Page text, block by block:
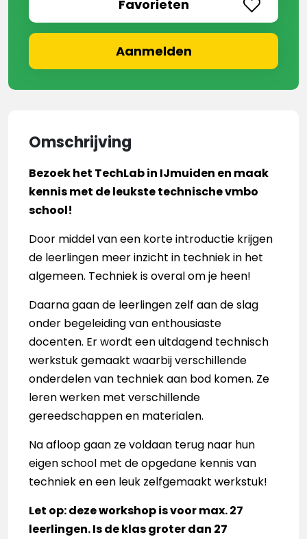
Favorieten
Aanmelden
Omschrijving
Bezoek het TechLab in IJmuiden en maak
kennis met de leukste technische vmbo
school!
Door middel van een korte introductie krijgen
de leerlingen meer inzicht in techniek in het
algemeen. Techniek is overal om je heen!
Daarna gaan de leerlingen zelf aan de slag
onder begeleiding van enthousiaste
docenten. Er wordt een uitdagend technisch
werkstuk gemaakt waarbij verschillende
onderdelen van techniek aan bod komen. Ze
leren werken met verschillende
gereedschappen en materialen.
Na afloop gaan ze voldaan terug naar hun
eigen school met de opgedane kennis van
techniek en een leuk zelfgemaakt werkstuk!
Let op: deze workshop is voor max. 27
leerlingen. Is de klas groter dan 27